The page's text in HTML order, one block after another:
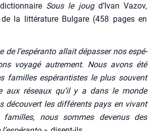
Sous le jougd’Ivan Vazov,
la lit­té­ra­ture Bul­gare (458 pages en
de l’espéranto allait dépas­ser nos espé­
voya­gé autre­ment. Nous avons été
familles espé­ran­tistes le plus sou­vent
aux réseaux qu’il y a dans le monde
décou­vert les dif­fé­rents pays en vivant
nous sommes deve­nus des